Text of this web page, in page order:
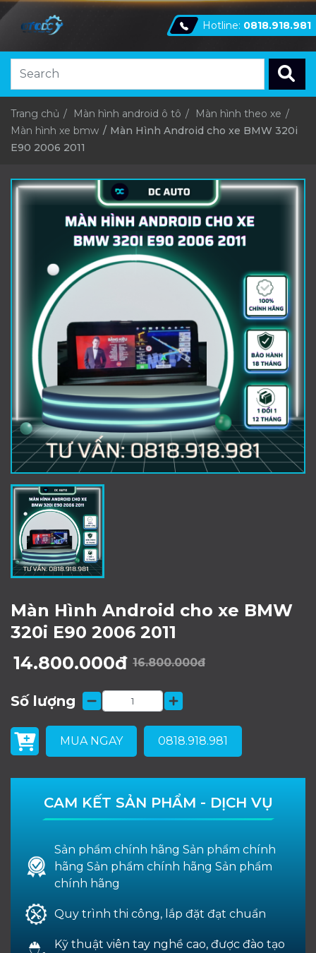
Hotline: 0818.918.981
Trang chủ Màn hình android ô tô
Màn hình theo xe
Màn hình xe bmw
Màn Hình Android cho xe BMW 320i
E90 2006 2011
Màn Hình Android cho xe BMW
320i E90 2006 2011
14.800.000đ 16.800.000đ
Số lượng
MUA NGAY 0818.918.981
CAM KẾT SẢN PHẨM - DỊCH VỤ
Sản phẩm chính hãng Sản phẩm chính
hãng Sản phẩm chính hãng Sản phẩm
chính hãng
Quy trình thi công, lắp đặt đạt chuẩn
Kỹ thuật viên tay nghề cao, được đào tạo